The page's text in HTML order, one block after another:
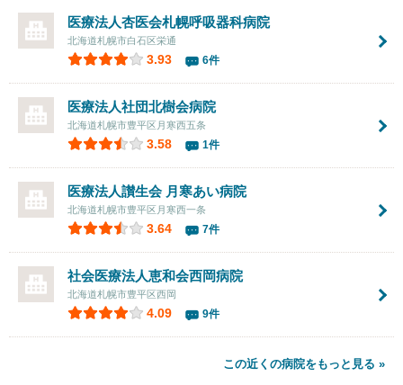
医療法人杏医会札幌呼吸器科病院
北海道札幌市白石区栄通
3.93 6件
医療法人社団北樹会病院
北海道札幌市豊平区月寒西五条
3.58 1件
医療法人讃生会 月寒あい病院
北海道札幌市豊平区月寒西一条
3.64 7件
社会医療法人恵和会西岡病院
北海道札幌市豊平区西岡
4.09 9件
この近くの病院をもっと見る »